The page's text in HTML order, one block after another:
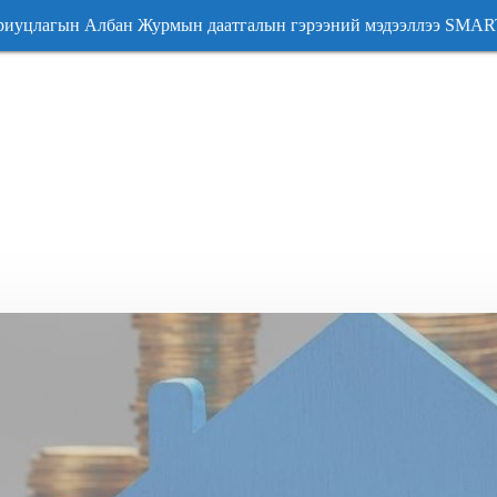
Албан Журмын даатгалын гэрээний мэдээллээ
Албан Журмын даатгалын гэрээний мэдээллээ